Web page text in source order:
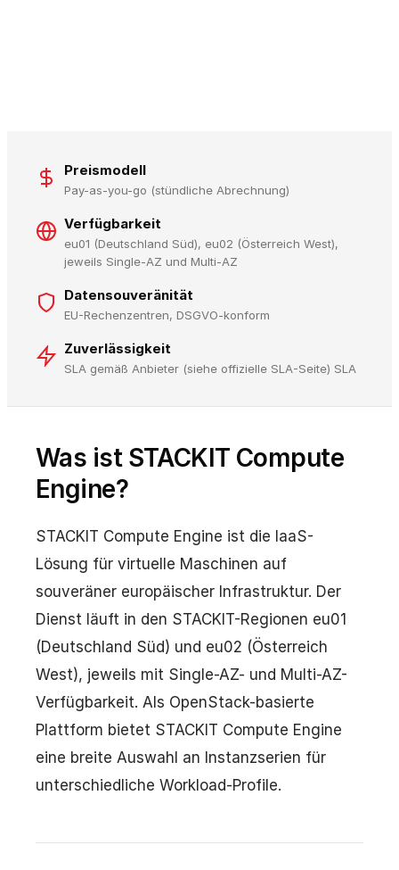
Preismodell
Pay-as-you-go (stündliche Abrechnung)
Verfügbarkeit
eu01 (Deutschland Süd), eu02 (Österreich West),
jeweils Single-AZ und Multi-AZ
Datensouveränität
EU-Rechenzentren, DSGVO-konform
Zuverlässigkeit
SLA gemäß Anbieter (siehe offizielle SLA-Seite) SLA
Was ist STACKIT Compute
Engine?
STACKIT Compute Engine ist die IaaS-
Lösung für virtuelle Maschinen auf
souveräner europäischer Infrastruktur. Der
Dienst läuft in den STACKIT-Regionen eu01
(Deutschland Süd) und eu02 (Österreich
West), jeweils mit Single-AZ- und Multi-AZ-
Verfügbarkeit. Als OpenStack-basierte
Plattform bietet STACKIT Compute Engine
eine breite Auswahl an Instanzserien für
unterschiedliche Workload-Profile.